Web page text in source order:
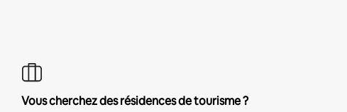
Vous cherchez des résidences de tourisme ?